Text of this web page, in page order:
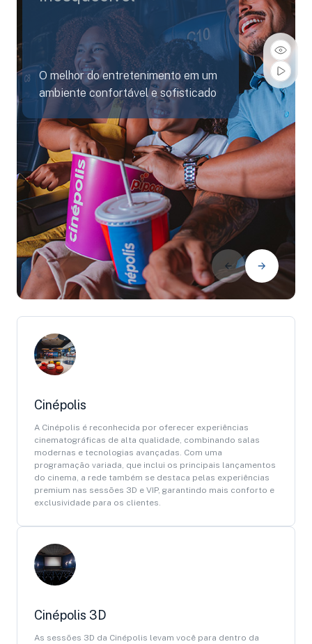
O melhor do entretenimento em um
ambiente confortável e sofisticado
Cinépolis
A Cinépolis é reconhecida por oferecer experiências
cinematográficas de alta qualidade, combinando salas
modernas e tecnologias avançadas. Com uma
programação variada, que inclui os principais lançamentos
do cinema, a rede também se destaca pelas experiências
premium nas sessões 3D e VIP, garantindo mais conforto e
exclusividade para os clientes.
Cinépolis 3D
As sessões 3D da Cinépolis levam você para dentro da